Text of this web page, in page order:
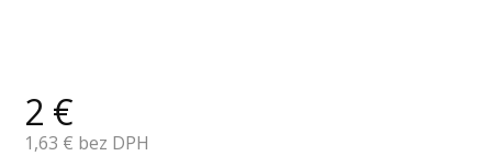
2 €
1,63 € bez DPH